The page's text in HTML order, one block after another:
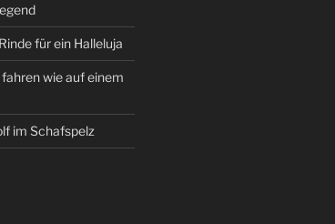
für ein Halleluja
wie auf einem
im Schafspelz